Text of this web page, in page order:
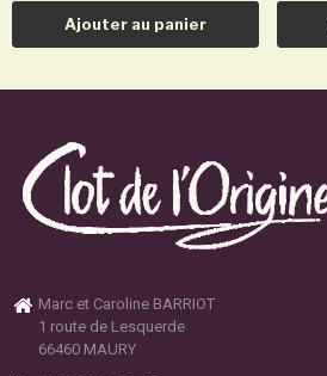
Ajouter au panier
Marc et Caroline BARRIOT
1 route de Lesquerde
66460 MAURY